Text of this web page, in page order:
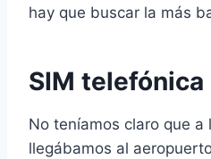
hay que buscar la más
SIM telefónica
No teníamos claro que a
llegábamos al